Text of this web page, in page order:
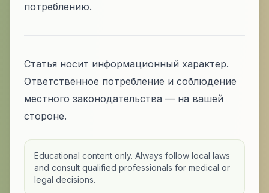
потреблению.
Статья носит информационный характер.
Ответственное потребление и соблюдение
местного законодательства — на вашей
стороне.
Educational content only. Always follow local laws
and consult qualified professionals for medical or
legal decisions.